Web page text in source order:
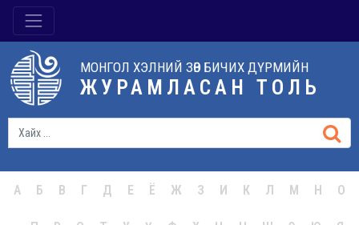
МОНГОЛ ХЭЛНИЙ ЗӨВ БИЧИХ ДҮРМИЙН
ЖУРАМЛАСАН ТОЛЬ
А Б В Г Д Е Ё Ж З И К Л М Н О